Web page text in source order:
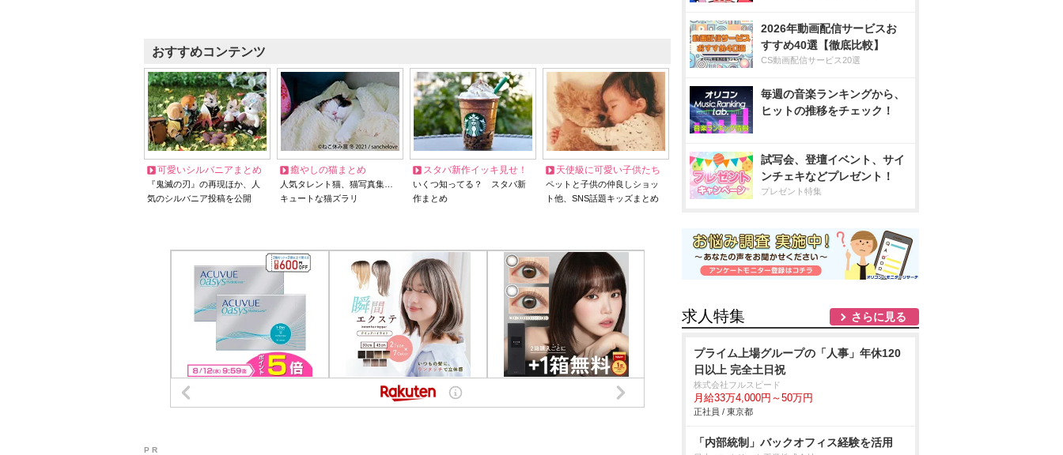
おすすめコンテンツ
可愛いシルバニアまとめ
『鬼滅の刃』の再現ほか、人
気のシルバニア投稿を公開
癒やしの猫まとめ
人気タレント猫、猫写真集…
キュートな猫ズラリ
スタバ新作イッキ見せ！
いくつ知ってる？ スタバ新
作まとめ
天使級に可愛い子供たち
ペットと子供の仲良しショッ
ト他、SNS話題キッズまとめ
P R
2026年動画配信サービスお
すすめ40選【徹底比較】
CS動画配信サービス20選
毎週の音楽ランキングから、
ヒットの推移をチェック！
試写会、登壇イベント、サイ
ンチェキなどプレゼント！
プレゼント特集
求人特集 さらに見る
プライム上場グループの「人事」年休120
日以上 完全土日祝
株式会社フルスピード
月給33万4,000円～50万円
正社員 / 東京都
「内部統制」バックオフィス経験を活用